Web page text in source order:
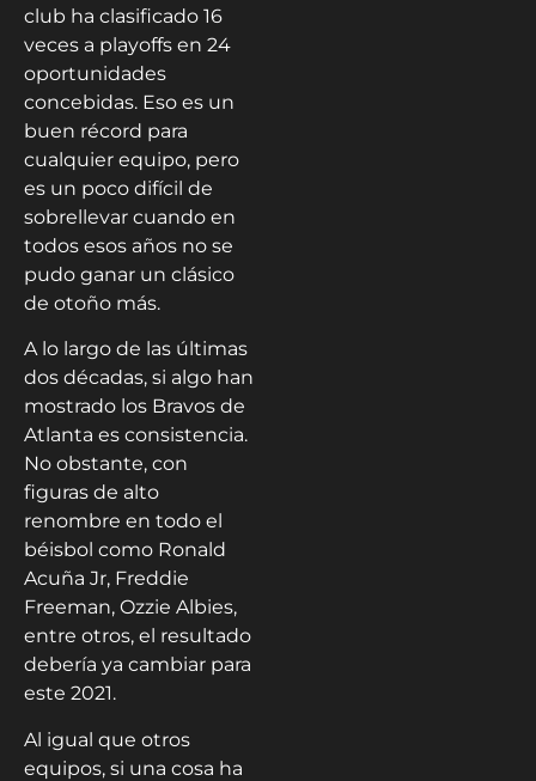
club ha clasificado 16
veces a playoffs en 24
oportunidades
concebidas. Eso es un
buen récord para
cualquier equipo, pero
es un poco difícil de
sobrellevar cuando en
todos esos años no se
pudo ganar un clásico
de otoño más.
A lo largo de las últimas
dos décadas, si algo han
mostrado los Bravos de
Atlanta es consistencia.
No obstante, con
figuras de alto
renombre en todo el
béisbol como Ronald
Acuña Jr, Freddie
Freeman, Ozzie Albies,
entre otros, el resultado
debería ya cambiar para
este 2021.
Al igual que otros
equipos, si una cosa ha